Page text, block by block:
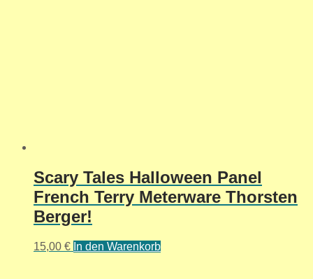
Scary Tales Halloween Panel
French Terry Meterware Thorsten
Berger!
15,00 € In den Warenkorb